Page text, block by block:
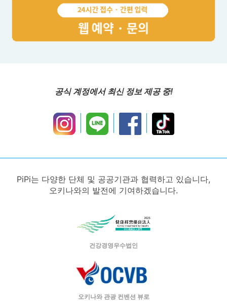
공식 계정에서 최신 정보 제공 중!
PiPi는 다양한 단체 및 공공기관과 협력하고 있습니다,
오키나와의 발전에 기여하겠습니다.
건강경영우수법인
오키나와 관광 컨벤션 뷰로